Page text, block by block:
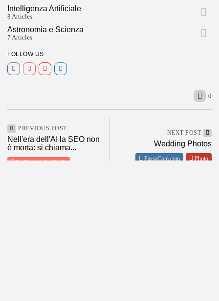
Intelligenza Artificiale
8 Articles
Astronomia e Scienza
7 Articles
FOLLOW US
0
PREVIOUS POST
Nell'era dell'AI la SEO non
è morta: si chiama...
Intelligenza Artificiale
NEXT POST
Wedding Photos
FassaCom.com Photo